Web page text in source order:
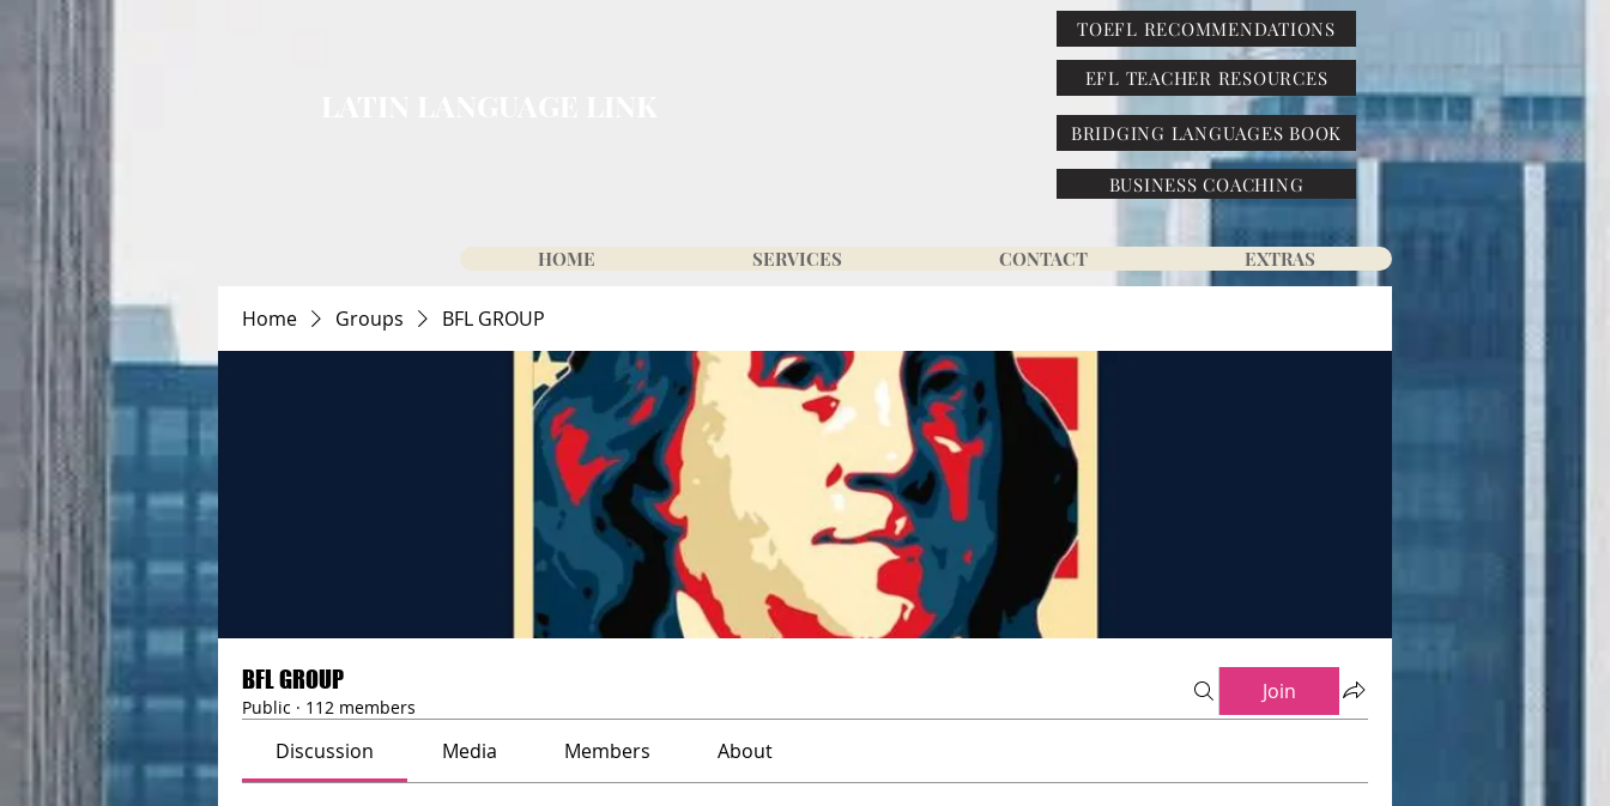
TOEFL RECOMMENDATIONS
EFL TEACHER RESOURCES
BRIDGING LANGUAGES BOOK
BUSINESS COACHING
HOME SERVICES CONTACT EXTRAS
Home Groups BFL GROUP
BFL GROUP
Public · 112 members
Join
Discussion Media Members About